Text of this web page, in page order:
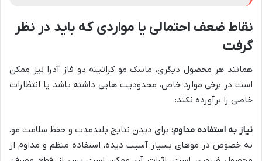
نقاط ضعف احتمالی یا مواردی که باید در نظر
گرفت
همانند هر محصول دیگری، ماسک مو کراتینه دو فاز آدرا نیز ممکن
است در برخی موارد خاص، محدودیت هایی داشته باشد یا انتظارات
خاصی را برآورده نکند:
نیاز به استفاده مداوم: برای دیدن نتایج بلندمدت و حفظ سلامت مو،
به خصوص در موهای بسیار آسیب دیده، استفاده منظم و مداوم از